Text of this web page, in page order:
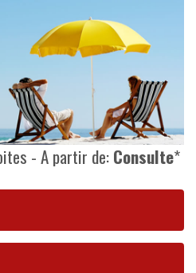
- A partir de:Consulte*